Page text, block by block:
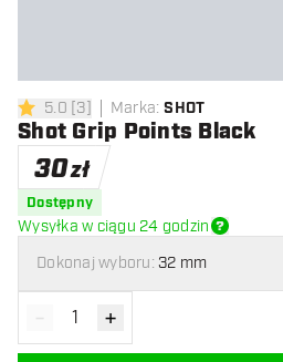
5 gwiazdki oceny
5.0 [3] Marka: SHOT
Shot Grip Points Black
30zł
Dostępny
Wysyłka w ciągu 24 godzin
Dokonaj wyboru: 32 mm
Zmniejsz ilość
- Zwiększ ilość
+